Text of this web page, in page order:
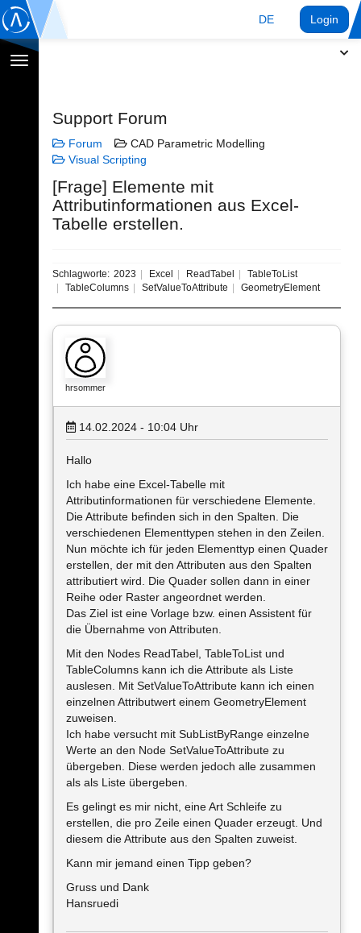
DE Login
Navigation
Support Forum
Forum
CAD Parametric Modelling
Visual Scripting
[Frage] Elemente mit
Attributinformationen aus Excel-
Tabelle erstellen.
Schlagworte: 2023 Excel ReadTabel
TableToList
TableColumns
SetValueToAttribute GeometryElement
hrsommer
14.02.2024 - 10:04 Uhr
Hallo
Ich habe eine Excel-Tabelle mit
Attributinformationen für verschiedene Elemente.
Die Attribute befinden sich in den Spalten. Die
verschiedenen Elementtypen stehen in den Zeilen.
Nun möchte ich für jeden Elementtyp einen Quader
erstellen, der mit den Attributen aus den Spalten
attributiert wird. Die Quader sollen dann in einer
Reihe oder Raster angeordnet werden.
Das Ziel ist eine Vorlage bzw. einen Assistent für
die Übernahme von Attributen.
Mit den Nodes ReadTabel, TableToList und
TableColumns kann ich die Attribute als Liste
auslesen. Mit SetValueToAttribute kann ich einen
einzelnen Attributwert einem GeometryElement
zuweisen.
Ich habe versucht mit SubListByRange einzelne
Werte an den Node SetValueToAttribute zu
übergeben. Diese werden jedoch alle zusammen
als als Liste übergeben.
Es gelingt es mir nicht, eine Art Schleife zu
erstellen, die pro Zeile einen Quader erzeugt. Und
diesem die Attribute aus den Spalten zuweist.
Kann mir jemand einen Tipp geben?
Gruss und Dank
Hansruedi